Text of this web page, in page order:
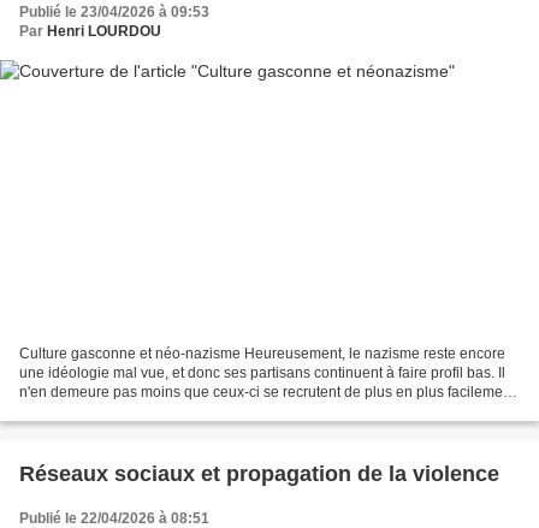
Publié le 23/04/2026 à 09:53
Par Henri LOURDOU
Culture gasconne et néo-nazisme Heureusement, le nazisme reste encore
une idéologie mal vue, et donc ses partisans continuent à faire profil bas. Il
n'en demeure pas moins que ceux-ci se recrutent de plus en plus facilement
Réseaux sociaux et propagation de la violence
Publié le 22/04/2026 à 08:51